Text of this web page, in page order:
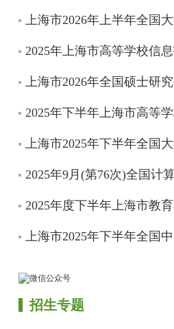
上海市2026年上半年全国
2025年上海市高等学校信
上海市2026年全国硕士研
2025年下半年上海市高等
上海市2025年下半年全国
2025年9月(第76次)全国计
2025年度下半年上海市教
上海市2025年下半年全国
招生专题